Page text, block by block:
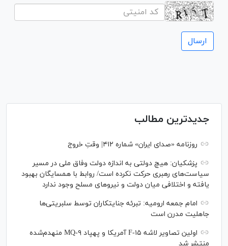
جدیدترین مطالب
روزنامه «صدای ایران» شماره ۴۱۲| وقتِ خروج
پزشکیان: هیچ دولتی به اندازه دولت وفاق ملی در مسیر
سیاست‌های رهبری حرکت نکرده است/ روابط با همسایگان بهبود
یافته و اختلافی میان دولت و نیروهای مسلح وجود ندارد
امام جمعه ارومیه: تبرئه جنایتکاران توسط سلبریتی‌ها
جاهلیت مدرن است
اولین تصاویر لاشه F-۱۵ آمریکا و پهپاد MQ-۹ منهدم‌شده
منتشر شد